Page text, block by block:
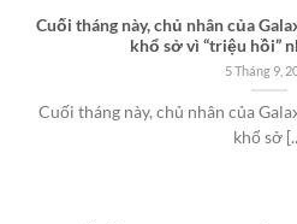
Cuối tháng này, chủ nhân của
khổ sở vì “triệu hồi”
5 Tháng 9,
Cuối tháng này, chủ nhân của
khổ sở